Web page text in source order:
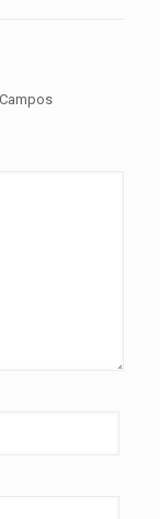
Campos